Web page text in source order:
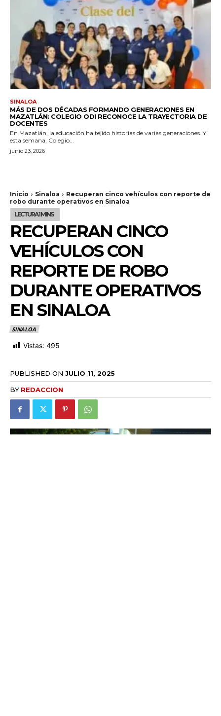
SINALOA
MÁS DE DOS DÉCADAS FORMANDO GENERACIONES EN
MAZATLÁN: COLEGIO ODI RECONOCE LA TRAYECTORIA DE
DOCENTES
En Mazatlán, la educación ha tejido historias de varias generaciones. Y
esta semana, Colegio...
junio 23, 2026